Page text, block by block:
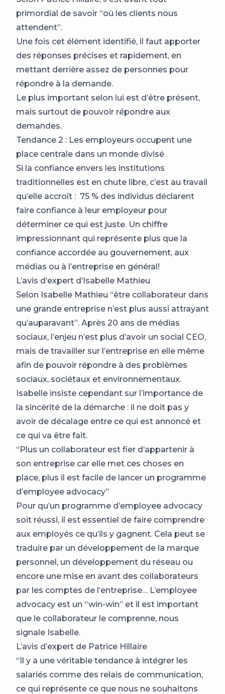
primordial de savoir “où les clients nous
attendent”.
Une fois cet élément identifié, il faut apporter
des réponses précises et rapidement, en
mettant derrière assez de personnes pour
répondre à la demande.
Le plus important selon lui est d’être présent,
mais surtout de pouvoir répondre aux
demandes.
Tendance 2 : Les employeurs occupent une
place centrale dans un monde divisé
Si la confiance envers les institutions
traditionnelles est en chute libre, c’est au travail
qu’elle accroît : 75 % des individus déclarent
faire confiance à leur employeur pour
déterminer ce qui est juste. Un chiffre
impressionnant qui représente plus que la
confiance accordée au gouvernement, aux
médias ou à l’entreprise en général!
L’avis d’expert d’Isabelle Mathieu
Selon Isabelle Mathieu “être collaborateur dans
une grande entreprise n’est plus aussi attrayant
qu’auparavant”. Après 20 ans de médias
sociaux, l’enjeu n’est plus d’avoir un social CEO,
mais de travailler sur l’entreprise en elle même
afin de pouvoir répondre à des problèmes
sociaux, sociétaux et environnementaux.
Isabelle insiste cependant sur l’importance de
la sincérité de la démarche : il ne doit pas y
avoir de décalage entre ce qui est annoncé et
ce qui va être fait.
“Plus un collaborateur est fier d’appartenir à
son entreprise car elle met ces choses en
place, plus il est facile de lancer un programme
d’employee advocacy”
Pour qu’un programme d’employee advocacy
soit réussi, il est essentiel de faire comprendre
aux employés ce qu’ils y gagnent. Cela peut se
traduire par un développement de la marque
personnel, un développement du réseau ou
encore une mise en avant des collaborateurs
par les comptes de l’entreprise… L’employee
advocacy est un “win-win” et il est important
que le collaborateur le comprenne, nous
signale Isabelle.
L’avis d’expert de Patrice Hillaire
“Il y a une véritable tendance à intégrer les
salariés comme des relais de communication,
ce qui représente ce que nous ne souhaitons